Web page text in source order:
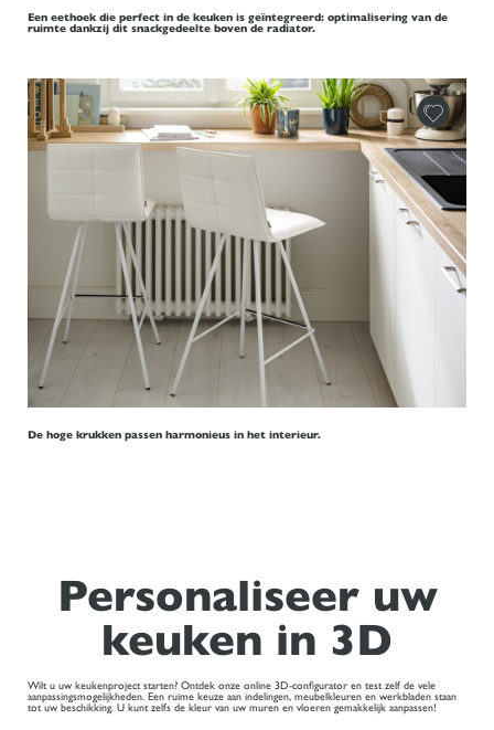
Een eethoek die perfect in de keuken is geïntegreerd: optimalisering van de
ruimte dankzij dit snackgedeelte boven de radiator.
De hoge krukken passen harmonieus in het interieur.
Personaliseer uw
keuken in 3D
Wilt u uw keukenproject starten? Ontdek onze online 3D-configurator en test zelf de vele
aanpassingsmogelijkheden. Een ruime keuze aan indelingen, meubelkleuren en werkbladen staan
tot uw beschikking. U kunt zelfs de kleur van uw muren en vloeren gemakkelijk aanpassen!